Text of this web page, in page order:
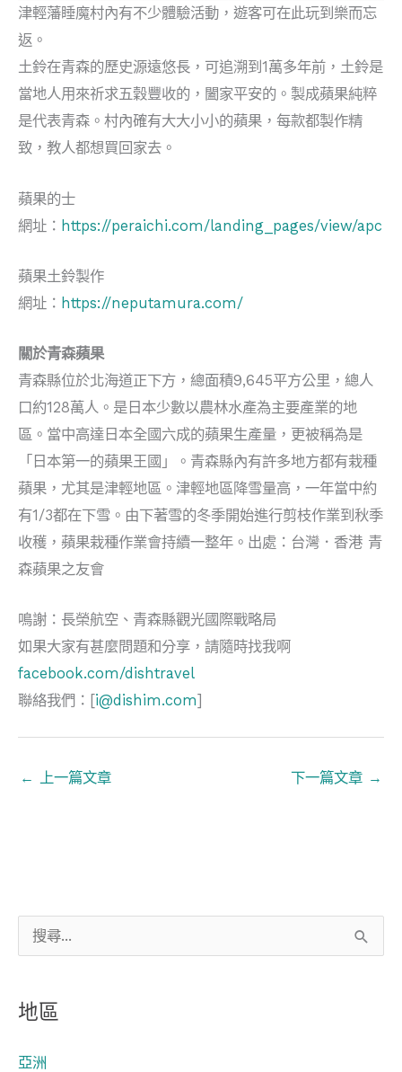
關
鍵
字
地區
亞洲
津輕藩睡魔村內有不少體驗活動，遊客可在此玩到樂而忘
返。
土鈴在青森的歷史源遠悠長，可追溯到1萬多年前，土鈴是
當地人用來祈求五穀豐收的，闔家平安的。製成蘋果純粹
是代表青森。村內確有大大小小的蘋果，每款都製作精
致，教人都想買回家去。
蘋果的士
網址： https://peraichi.com/landing_pages/view/apc
蘋果土鈴製作
網址： https://neputamura.com/
關於青森蘋果
青森縣位於北海道正下方，總面積9,645平方公里，總人
口約128萬人。是日本少數以農林水產為主要產業的地
區。當中高達日本全國六成的蘋果生產量，更被稱為是
「日本第一的蘋果王國」。青森縣內有許多地方都有栽種
蘋果，尤其是津輕地區。津輕地區降雪量高，一年當中約
有1/3都在下雪。由下著雪的冬季開始進行剪枝作業到秋季
收穫，蘋果栽種作業會持續一整年。出處：台灣．香港 青
森蘋果之友會
鳴謝：長榮航空、青森縣觀光國際戰略局
如果大家有甚麼問題和分享，請隨時找我啊
facebook.com/dishtravel
聯絡我們：[i@dishim.com]
← 上一篇文章 下一篇文章 →